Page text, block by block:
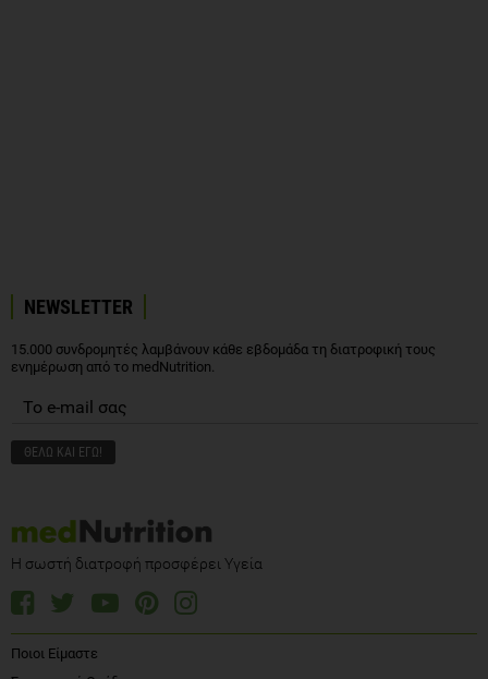
NEWSLETTER
15.000 συνδρομητές λαμβάνουν κάθε εβδομάδα τη διατροφική τους
ενημέρωση από το medNutrition.
Η σωστή διατροφή προσφέρει Υγεία
Ποιοι Είμαστε